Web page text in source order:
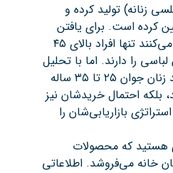
زنانه) تولید کرده و
دلار تعیین کرده است. برای یافتن
بازار مناسب، ابتدا گمان می‌کنند تنها افراد بالای ۴۵
را دارند. اما با تحلیل
خوشه‌ای متوجه می‌شوند زنان جوان ۲۵ تا ۳۵ ساله
بلکه احتمال خریدشان نیز
بازاریابی‌شان را
که محصولات
خانه می‌فروشد. اطلاعاتی